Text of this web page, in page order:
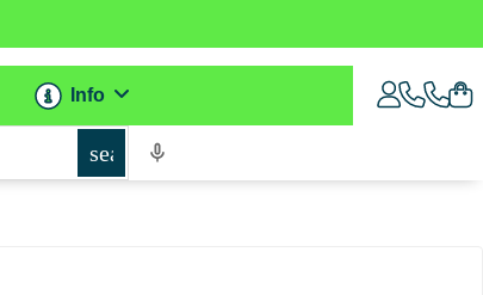
Info
search